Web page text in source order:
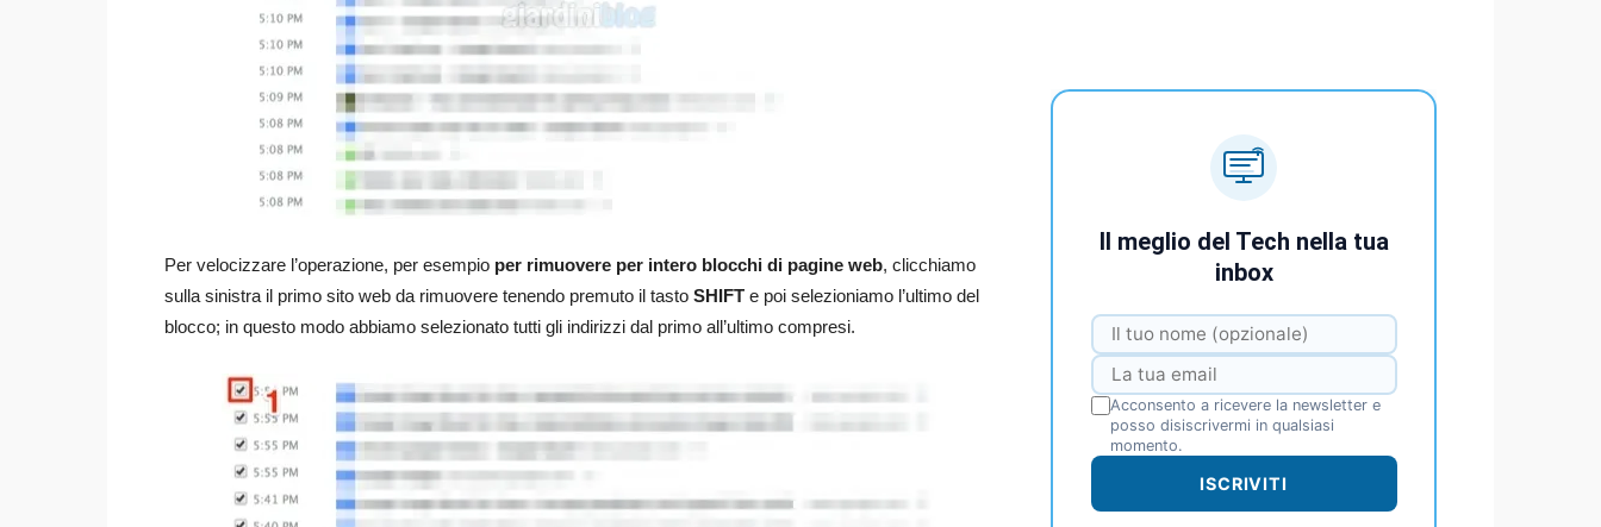
Per velocizzare l’operazione, per esempio per rimuovere per intero blocchi di pagine web, clicchiamo
sulla sinistra il primo sito web da rimuovere tenendo premuto il tasto SHIFT e poi selezioniamo l’ultimo del
blocco; in questo modo abbiamo selezionato tutti gli indirizzi dal primo all’ultimo compresi.
Il meglio del Tech nella tua
inbox
Acconsento a ricevere la newsletter e
posso disiscrivermi in qualsiasi
momento.
ISCRIVITI